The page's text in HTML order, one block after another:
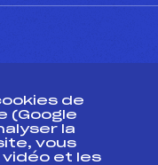
de
(Google
la
vous
et les